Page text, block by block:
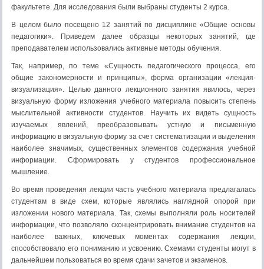
факультете. Для исследования были выбраны студенты 2 курса.
В целом было посещено 12 занятий по дисциплине «Общие основы
педагогики». Приведем далее образцы некоторых занятий, где
преподавателем использовались активные методы обучения.
Так, например, по теме «Сущность педагогического процесса, его
общие закономерности и принципы», форма организации «лекция-
визуализация». Целью данного лекционного занятия явилось, через
визуальную форму изложения учебного материала повысить степень
мыслительной активности студентов. Научить их видеть сущность
изучаемых явлений, преобразовывать устную и письменную
информацию в визуальную форму за счет систематизации и выделения
наиболее значимых, существенных элементов содержания учебной
информации. Сформировать у студентов профессиональное
мышление.
Во время проведения лекции часть учебного материала предлагалась
студентам в виде схем, которые являлись наглядной опорой при
изложении нового материала. Так, схемы выполняли роль носителей
информации, что позволяло сконцентрировать внимание студентов на
наиболее важных, ключевых моментах содержания лекции,
способствовало его пониманию и усвоению. Схемами студенты могут в
дальнейшем пользоваться во время сдачи зачетов и экзаменов.